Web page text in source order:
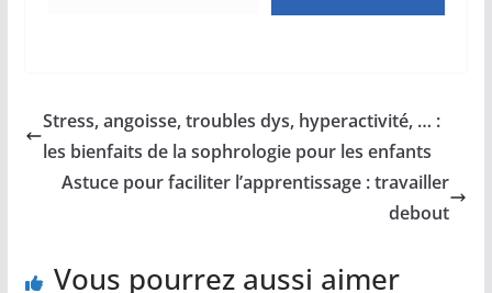
Stress, angoisse, troubles dys, hyperactivité, … :
les bienfaits de la sophrologie pour les enfants
Astuce pour faciliter l’apprentissage : travailler
debout
Vous pourrez aussi aimer